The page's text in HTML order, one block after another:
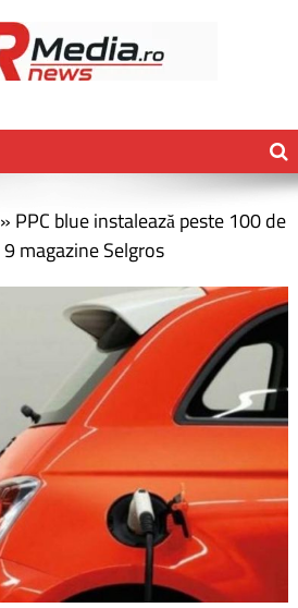
» PPC blue instalează peste 100 de
magazine Selgros